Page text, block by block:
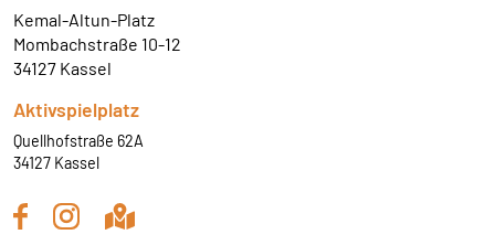
Kemal-Altun-Platz
Mombachstraße 10-12
34127 Kassel
Aktivspielplatz
Quellhofstraße 62A
34127 Kassel
Funktionen und sind für die einwandfreie Funktion der
cookie_consent
Dieser Cookie speichert die ausgewählten